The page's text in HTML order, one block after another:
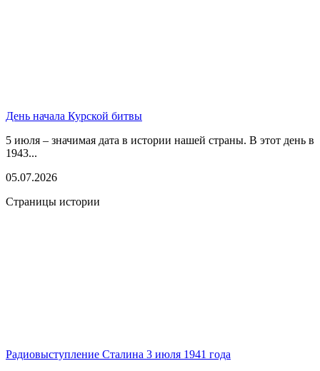
День начала Курской битвы
5 июля – значимая дата в истории нашей страны. В этот день в
1943...
05.07.2026
Страницы истории
Радиовыступление Сталина 3 июля 1941 года